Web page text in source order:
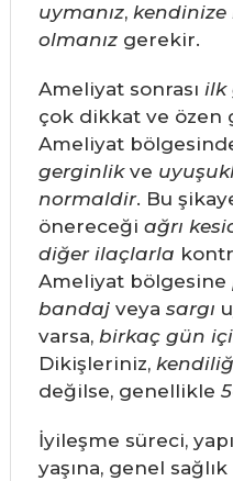
uymanız, kendinize
olmanızgerekir.
Ameliyat sonrası ilk
çok dikkat ve
Ameliyat
gerginlikve
normaldir. Bu
önereceği ağrı
diğer ilaçlarla
Ameliyat bölgesine
bandajveya sargı
varsa, birkaç gün
Dikişleriniz,
değilse, genellikle
İyileşme süreci,
yaşına, genel